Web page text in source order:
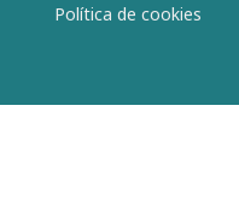
Política de cookies